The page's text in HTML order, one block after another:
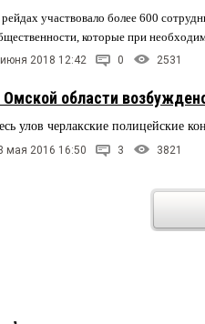
участвовало более 600
которые при
2018 12:42 0 2531
Омской области
улов черлакские полицейские
мая 2016 16:50 3 3821